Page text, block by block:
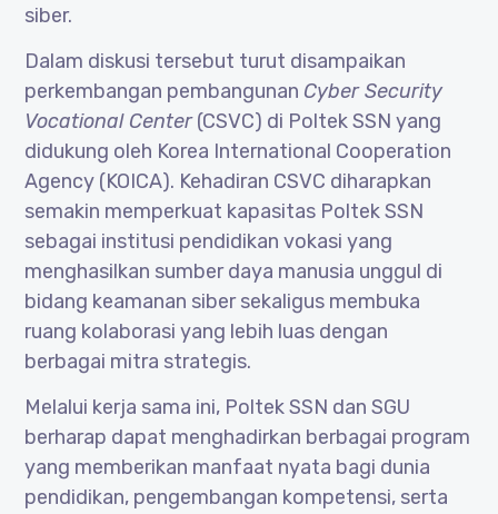
siber.
Dalam diskusi tersebut turut disampaikan
perkembangan pembangunan Cyber Security
Vocational Center(CSVC) di Poltek SSN yang
didukung oleh Korea International Cooperation
Agency (KOICA). Kehadiran CSVC diharapkan
semakin memperkuat kapasitas Poltek SSN
sebagai institusi pendidikan vokasi yang
menghasilkan sumber daya manusia unggul di
bidang keamanan siber sekaligus membuka
ruang kolaborasi yang lebih luas dengan
berbagai mitra strategis.
Melalui kerja sama ini, Poltek SSN dan SGU
berharap dapat menghadirkan berbagai program
yang memberikan manfaat nyata bagi dunia
pendidikan, pengembangan kompetensi, serta